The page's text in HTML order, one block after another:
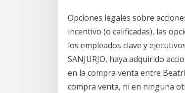
Opciones legales sobre
incentivo (o calificadas), las
los empleados clave y
SANJURJO, haya adquirido
en la compra venta entre
compra venta, ni en ninguna